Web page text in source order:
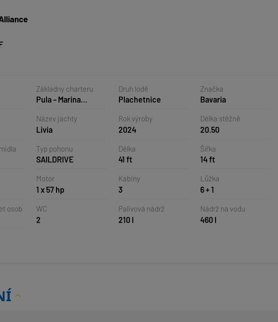
Základny charteru
Pula – Marina
Druh lodě
Plachetnice
Značka
Bavaria
Název jachty
Livia
Rok výroby
2024
Délka stěžně
20.50
Typ pohonu
SAILDRIVE
Délka
41 ft
Šířka
14 ft
Motor
1 x 57 hp
Kabiny
3
Lůžka
6 + 1
osob WC
2
Palivová nádrž
210 l
Nádrž na vodu
460 l